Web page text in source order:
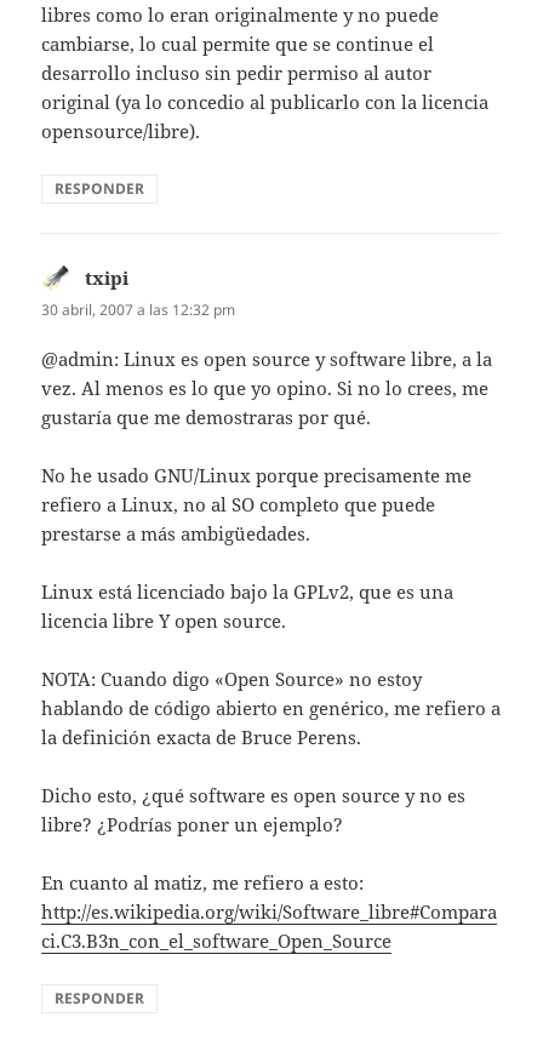
libres como lo eran originalmente y no puede
cambiarse, lo cual permite que se continue el
desarrollo incluso sin pedir permiso al autor
original (ya lo concedio al publicarlo con la licencia
opensource/libre).
RESPONDER
txipi
30 abril, 2007 a las 12:32 pm
@admin: Linux es open source y software libre, a la
vez. Al menos es lo que yo opino. Si no lo crees, me
gustaría que me demostraras por qué.
No he usado GNU/Linux porque precisamente me
refiero a Linux, no al SO completo que puede
prestarse a más ambigüedades.
Linux está licenciado bajo la GPLv2, que es una
licencia libre Y open source.
NOTA: Cuando digo «Open Source» no estoy
hablando de código abierto en genérico, me refiero a
la definición exacta de Bruce Perens.
Dicho esto, ¿qué software es open source y no es
libre? ¿Podrías poner un ejemplo?
En cuanto al matiz, me refiero a esto:
http://es.wikipedia.org/wiki/Software_libre#Compara
ci.C3.B3n_con_el_software_Open_Source
RESPONDER